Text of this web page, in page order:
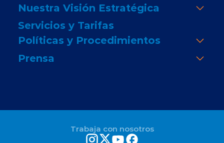
Nuestra Visión Estratégica
Servicios y Tarifas
Políticas y Procedimientos
Prensa
Trabaja con nosotros